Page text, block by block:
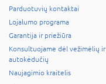
Parduotuvių kontaktai
Lojalumo programa
Garantija ir priežiūra
Konsultuojame dėl vežimėlių ir
autokėdučių
Naujagimio kraitelis